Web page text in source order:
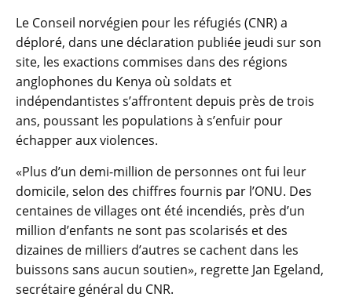
Le Conseil norvégien pour les réfugiés (CNR) a
déploré, dans une déclaration publiée jeudi sur son
site, les exactions commises dans des régions
anglophones du Kenya où soldats et
indépendantistes s’affrontent depuis près de trois
ans, poussant les populations à s’enfuir pour
échapper aux violences.
«Plus d’un demi-million de personnes ont fui leur
domicile, selon des chiffres fournis par l’ONU. Des
centaines de villages ont été incendiés, près d’un
million d’enfants ne sont pas scolarisés et des
dizaines de milliers d’autres se cachent dans les
buissons sans aucun soutien», regrette Jan Egeland,
secrétaire général du CNR.